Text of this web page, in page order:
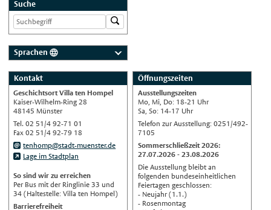
Suche
Sprachen
Nederlands
English
Українська
Türkçe
اللغة العربية
Français
Español
Kontakt
Geschichtsort Villa ten Hompel
Kaiser-Wilhelm-Ring 28
48145 Münster
Tel. 02 51/4 92-71 01
Fax 02 51/4 92-79 18
tenhomp@stadt-muenster.de
Lage im Stadtplan
So sind wir zu erreichen
Per Bus mit der Ringlinie 33 und
34 (Haltestelle: Villa ten Hompel)
Barrierefreiheit
Öffnungszeiten
Ausstellungszeiten
Mo, Mi, Do: 18-21 Uhr
Sa, So: 14-17 Uhr
Telefon zur Ausstellung: 0251/492-
7105
Sommerschließzeit 2026:
27.07.2026 - 23.08.2026
Die Ausstellung bleibt an
folgenden bundeseinheitlichen
Feiertagen geschlossen:
- Neujahr (1.1.)
- Rosenmontag